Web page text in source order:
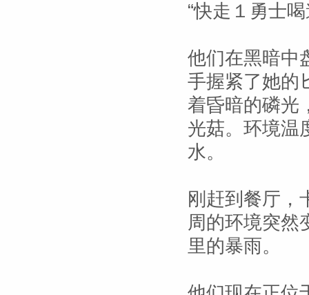
“快走１勇士
他们在黑暗中
手握紧了她的
着昏暗的磷光
光菇。环境温
水。
刚赶到餐厅，
周的环境突然
里的暴雨。